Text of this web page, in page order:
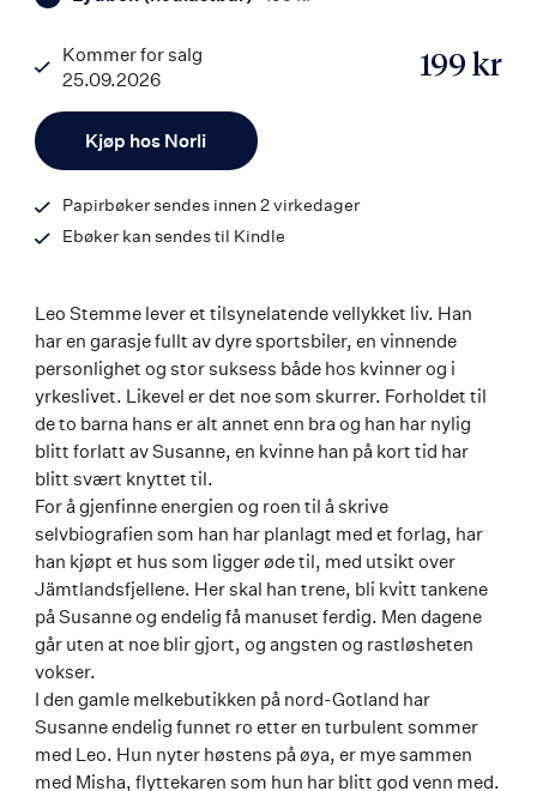
Kjøp hos Norli
199 kr
Kommer for salg
25.09.2026
9788203462177
Papirbøker sendes innen 2 virkedager
Ebøker kan sendes til Kindle
Leo Stemme lever et tilsynelatende vellykket liv. Han
har en garasje fullt av dyre sportsbiler, en vinnende
personlighet og stor suksess både hos kvinner og i
yrkeslivet. Likevel er det noe som skurrer. Forholdet til
de to barna hans er alt annet enn bra og han har nylig
blitt forlatt av Susanne, en kvinne han på kort tid har
blitt svært knyttet til.
For å gjenfinne energien og roen til å skrive
selvbiografien som han har planlagt med et forlag, har
han kjøpt et hus som ligger øde til, med utsikt over
Jämtlandsfjellene. Her skal han trene, bli kvitt tankene
på Susanne og endelig få manuset ferdig. Men dagene
går uten at noe blir gjort, og angsten og rastløsheten
vokser.
I den gamle melkebutikken på nord-Gotland har
Susanne endelig funnet ro etter en turbulent sommer
med Leo. Hun nyter høstens på øya, er mye sammen
med Misha, flyttekaren som hun har blitt god venn med.